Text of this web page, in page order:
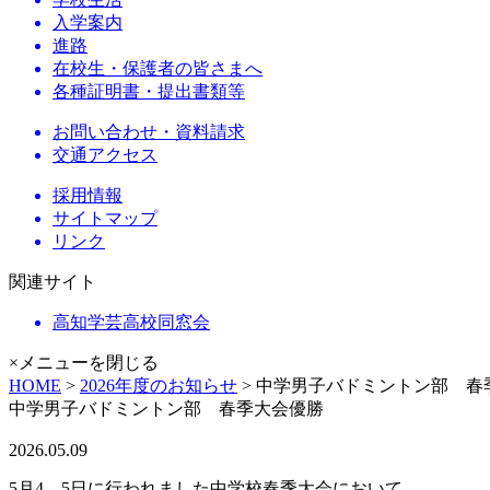
入学案内
進路
在校生・保護者の皆さまへ
各種証明書・提出書類等
お問い合わせ・資料請求
交通アクセス
採用情報
サイトマップ
リンク
関連サイト
高知学芸高校同窓会
×メニューを閉じる
HOME > 2026年度のお知らせ > 中学男子バドミントン部 春
中学男子バドミントン部 春季大会優勝
2026.05.09